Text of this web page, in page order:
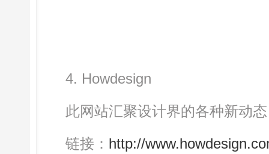
4. Howdesign
此网站汇聚设计界的各种新动态
链接： http://